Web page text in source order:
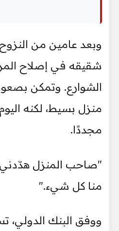
وبعد عامين من
شقيقه في إصلاح
الشوارع. وتمكن
منزل بسيط، لكنه
مجددًا.
"صاحب المنزل
منا كل شيء."
ووفق البنك